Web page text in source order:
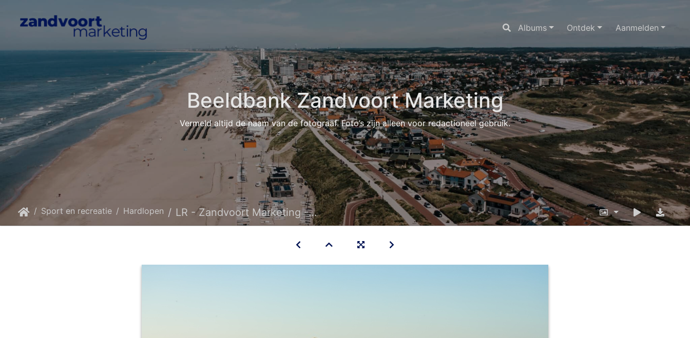
Albums Ontdek Aanmelden
Beeldbank Zandvoort Marketing
Vermeld altijd de naam van de fotograaf. Foto’s zijn alleen voor redactioneel gebruik.
Sport en recreatie Hardlopen LR - Zandvoort Marketing - Visit Zandvoort -9315